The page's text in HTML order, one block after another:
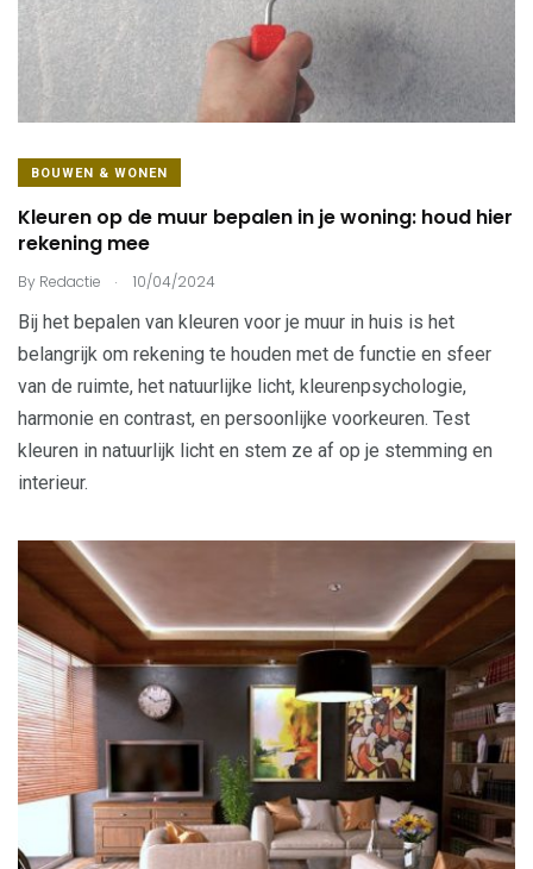
BOUWEN & WONEN
Kleuren op de muur bepalen in je woning: houd hier
rekening mee
By Redactie . 10/04/2024
Bij het bepalen van kleuren voor je muur in huis is het
belangrijk om rekening te houden met de functie en sfeer
van de ruimte, het natuurlijke licht, kleurenpsychologie,
harmonie en contrast, en persoonlijke voorkeuren. Test
kleuren in natuurlijk licht en stem ze af op je stemming en
interieur.